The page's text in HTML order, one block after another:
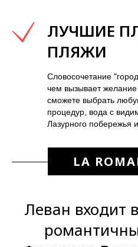
ЛУЧШИЕ
ПЛЯЖИ
Словосочетание
чем вызывает желание
сможете выбрать
процедур, вода с
Лазурного побережья
LA
Леван входит